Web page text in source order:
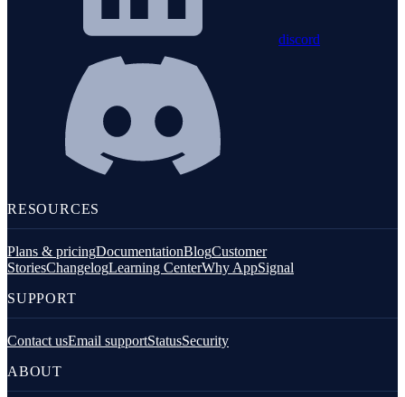
discord
RESOURCES
Plans & pricingDocumentationBlogCustomer
StoriesChangelogLearning CenterWhy AppSignal
SUPPORT
Contact usEmail supportStatusSecurity
ABOUT